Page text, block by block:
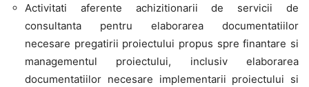
Activitati aferente achizitionarii de servicii de
consultanta pentru elaborarea documentatiilor
necesare pregatirii proiectului propus spre finantare si
managementul proiectului, inclusiv elaborarea
documentatiilor necesare implementarii proiectului si